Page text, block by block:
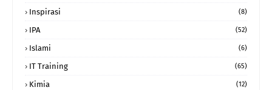
Inspirasi (8)
IPA (52)
Islami (6)
IT Training (65)
Kimia (12)